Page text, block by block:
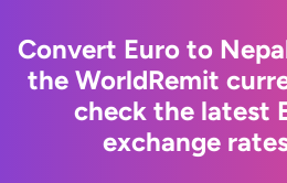
Convert Euro to
the WorldRemit
check the latest
exchange